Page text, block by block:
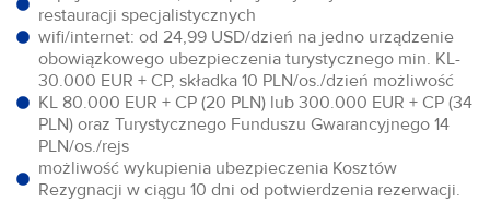
restauracji specjalistycznych
wifi/internet: od 24,99 USD/dzień na jedno urządzenie
obowiązkowego ubezpieczenia turystycznego min. KL-
30.000 EUR + CP, składka 10 PLN/os./dzień możliwość
KL 80.000 EUR + CP (20 PLN) lub 300.000 EUR + CP (34
PLN) oraz Turystycznego Funduszu Gwarancyjnego 14
PLN/os./rejs
możliwość wykupienia ubezpieczenia Kosztów
Rezygnacji w ciągu 10 dni od potwierdzenia rezerwacji.